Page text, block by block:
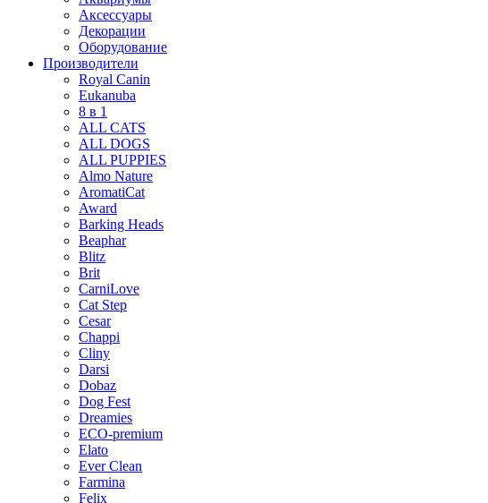
Аксессуары
Декорации
Оборудование
Производители
Royal Canin
Eukanuba
8 в 1
ALL CATS
ALL DOGS
ALL PUPPIES
Almo Nature
AromatiCat
Award
Barking Heads
Beaphar
Blitz
Brit
CarniLove
Cat Step
Cesar
Chappi
Cliny
Darsi
Dobaz
Dog Fest
Dreamies
ECO-premium
Elato
Ever Clean
Farmina
Felix